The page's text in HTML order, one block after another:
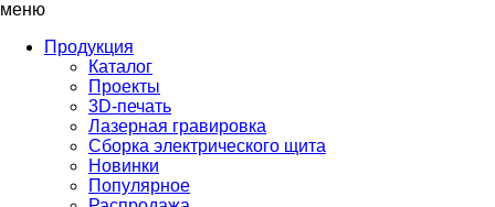
меню
Продукция
Каталог
Проекты
3D-печать
Лазерная гравировка
Сборка электрического щита
Новинки
Популярное